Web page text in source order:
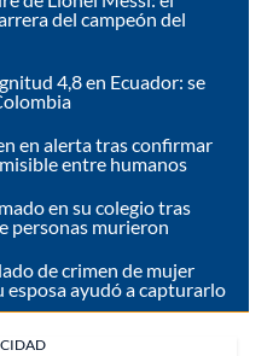
del campeón del
4,8 en Ecuador: se
en alerta tras confirmar
entre humanos
en su colegio tras
personas murieron
de crimen de mujer
esposa ayudó a capturarlo